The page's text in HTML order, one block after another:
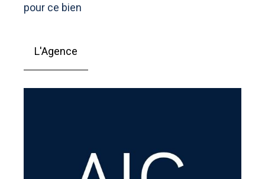
pour ce bien
L'Agence